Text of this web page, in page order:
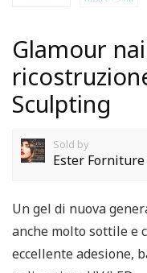
Glamour
Sculpting
Sold by
Ester Forniture
Un gel di nuova
anche molto sottile e
eccellente adesione,